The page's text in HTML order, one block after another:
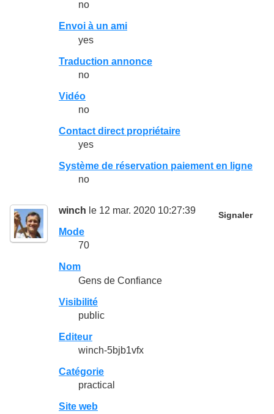
no
Envoi à un ami
yes
Traduction annonce
no
Vidéo
no
Contact direct propriétaire
yes
Système de réservation paiement en ligne
no
winch le 12 mar. 2020 10:27:39 Signaler
Mode
70
Nom
Gens de Confiance
Visibilité
public
Editeur
winch-5bjb1vfx
Catégorie
practical
Site web